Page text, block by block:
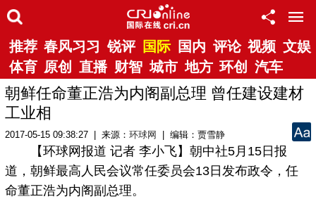
推荐 春风习习 锐评 国际 国内 评论 视频 文娱
体育 原创 直播 财智 城市 地方 环创 汽车
朝鲜任命董正浩为内阁副总理 曾任建设建材
工业相
2017-05-15 09:38:27 | 来源：环球网 | 编辑：贾雪静
【环球网报道 记者 李小飞】朝中社5月15日报
道，朝鲜最高人民会议常任委员会13日发布政令，任
命董正浩为内阁副总理。